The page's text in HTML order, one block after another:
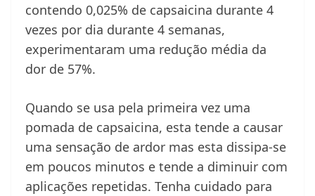
contendo 0,025% de capsaicina durante 4
vezes por dia durante 4 semanas,
experimentaram uma redução média da
dor de 57%.
Quando se usa pela primeira vez uma
pomada de capsaicina, esta tende a causar
uma sensação de ardor mas esta dissipa-se
em poucos minutos e tende a diminuir com
aplicações repetidas. Tenha cuidado para